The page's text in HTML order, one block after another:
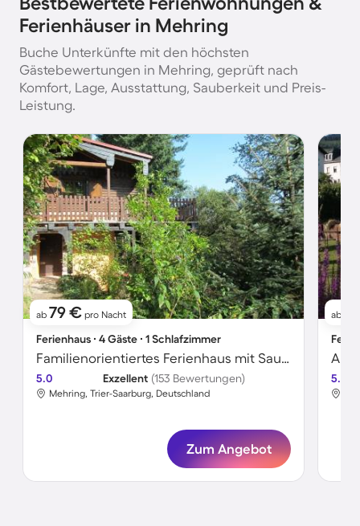
Ferienhäuser in Mehring
Buche Unterkünfte mit den höchsten
Gästebewertungen in Mehring, geprüft nach
Komfort, Lage, Ausstattung, Sauberkeit und Preis-
Leistung.
ab 79 € pro Nacht
Ferienhaus ∙ 4 Gäste ∙ 1 Schlafzimmer
Familienorientiertes Ferienhaus mit Sauna, Grill und Garten
5.0 Exzellent (153 Bewertungen)
Mehring, Trier-Saarburg, Deutschland
Zum Angebot
ab
5.0